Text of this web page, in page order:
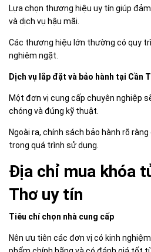
Lựa chọn thương hiệu uy tín giúp
và dịch vụ hậu mãi.
Các thương hiệu lớn thường có quy
nghiêm ngặt.
Dịch vụ lắp đặt và bảo hành tại Cần
Một đơn vị cung cấp chuyên nghiệp
chóng và đúng kỹ thuật.
Ngoài ra, chính sách bảo hành rõ
trong quá trình sử dụng.
Địa chỉ mua khóa
Thơ uy tín
Tiêu chí chọn nhà cung cấp
Nên ưu tiên các đơn vị có kinh